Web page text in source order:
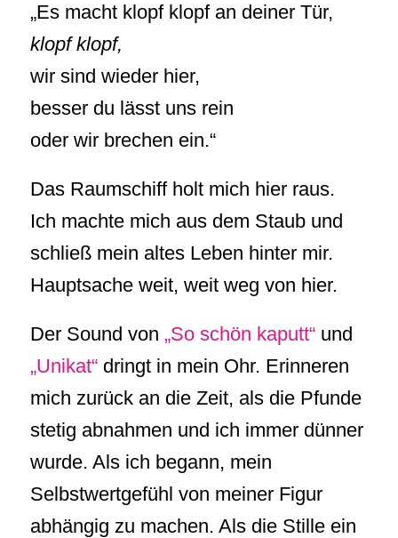
„Es macht klopf klopf an deiner Tür,
klopf klopf,
wir sind wieder hier,
besser du lässt uns rein
oder wir brechen ein.“
Das Raumschiff holt mich hier raus.
Ich machte mich aus dem Staub und
schließ mein altes Leben hinter mir.
Hauptsache weit, weit weg von hier.
Der Sound von „So schön kaputt“und
„Unikat“dringt in mein Ohr. Erinneren
mich zurück an die Zeit, als die Pfunde
stetig abnahmen und ich immer dünner
wurde. Als ich begann, mein
Selbstwertgefühl von meiner Figur
abhängig zu machen. Als die Stille ein